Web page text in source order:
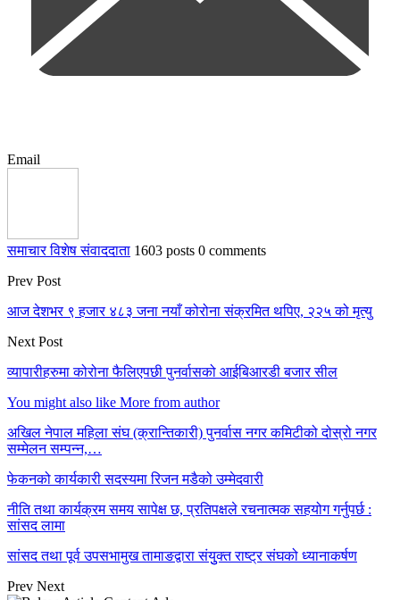
Email
समाचार विशेष संवाददाता 1603 posts 0 comments
Prev Post
आज देशभर ९ हजार ४८३ जना नयाँ कोरोना संक्रमित थपिए, २२५ को मृत्यु
Next Post
व्यापारीहरुमा कोरोना फैलिएपछी पुनर्वासको आईबिआरडी बजार सील
You might also like More from author
अखिल नेपाल महिला संघ (क्रान्तिकारी) पुनर्वास नगर कमिटीको दोस्रो नगर
सम्मेलन सम्पन्न,…
फेकनको कार्यकारी सदस्यमा रिजन मडैको उम्मेदवारी
नीति तथा कार्यक्रम समय सापेक्ष छ, प्रतिपक्षले रचनात्मक सहयोग गर्नुपर्छ :
सांसद लामा
सांसद तथा पूर्व उपसभामुख तामाङद्वारा संयुुक्त राष्ट्र संघको ध्यानाकर्षण
Prev Next